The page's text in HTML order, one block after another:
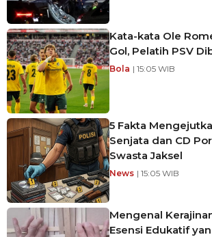
Kata-kata Ole
Gol, Pelatih PSV
Bola | 15:05 WIB
5 Fakta
Senjata dan CD
Swasta Jaksel
News | 15:05 WIB
Mengenal
Esensi Edukatif